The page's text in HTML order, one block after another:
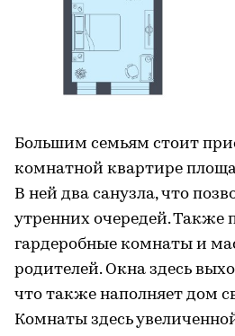
Большим семьям стоит
комнатной квартире
В ней два санузла, что
утренних очередей. Также
гардеробные комнаты и
родителей. Окна здесь
что также наполняет дом
Комнаты здесь